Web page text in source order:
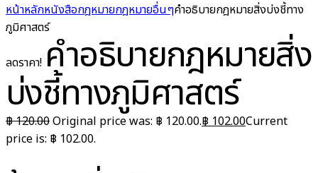
หน้าหลักหนังสือกฎหมายกฎหมายอื่นๆคำอธิบายกฎหมายสิ่งบ่งชี้ทาง
ภูมิศาสตร์
ลดราคา! คำอธิบายกฎหมายสิ่ง
บ่งชี้ทางภูมิศาสตร์
฿120.00Original price was: ฿ 120.00.฿ 102.00Current
price is: ฿ 102.00.